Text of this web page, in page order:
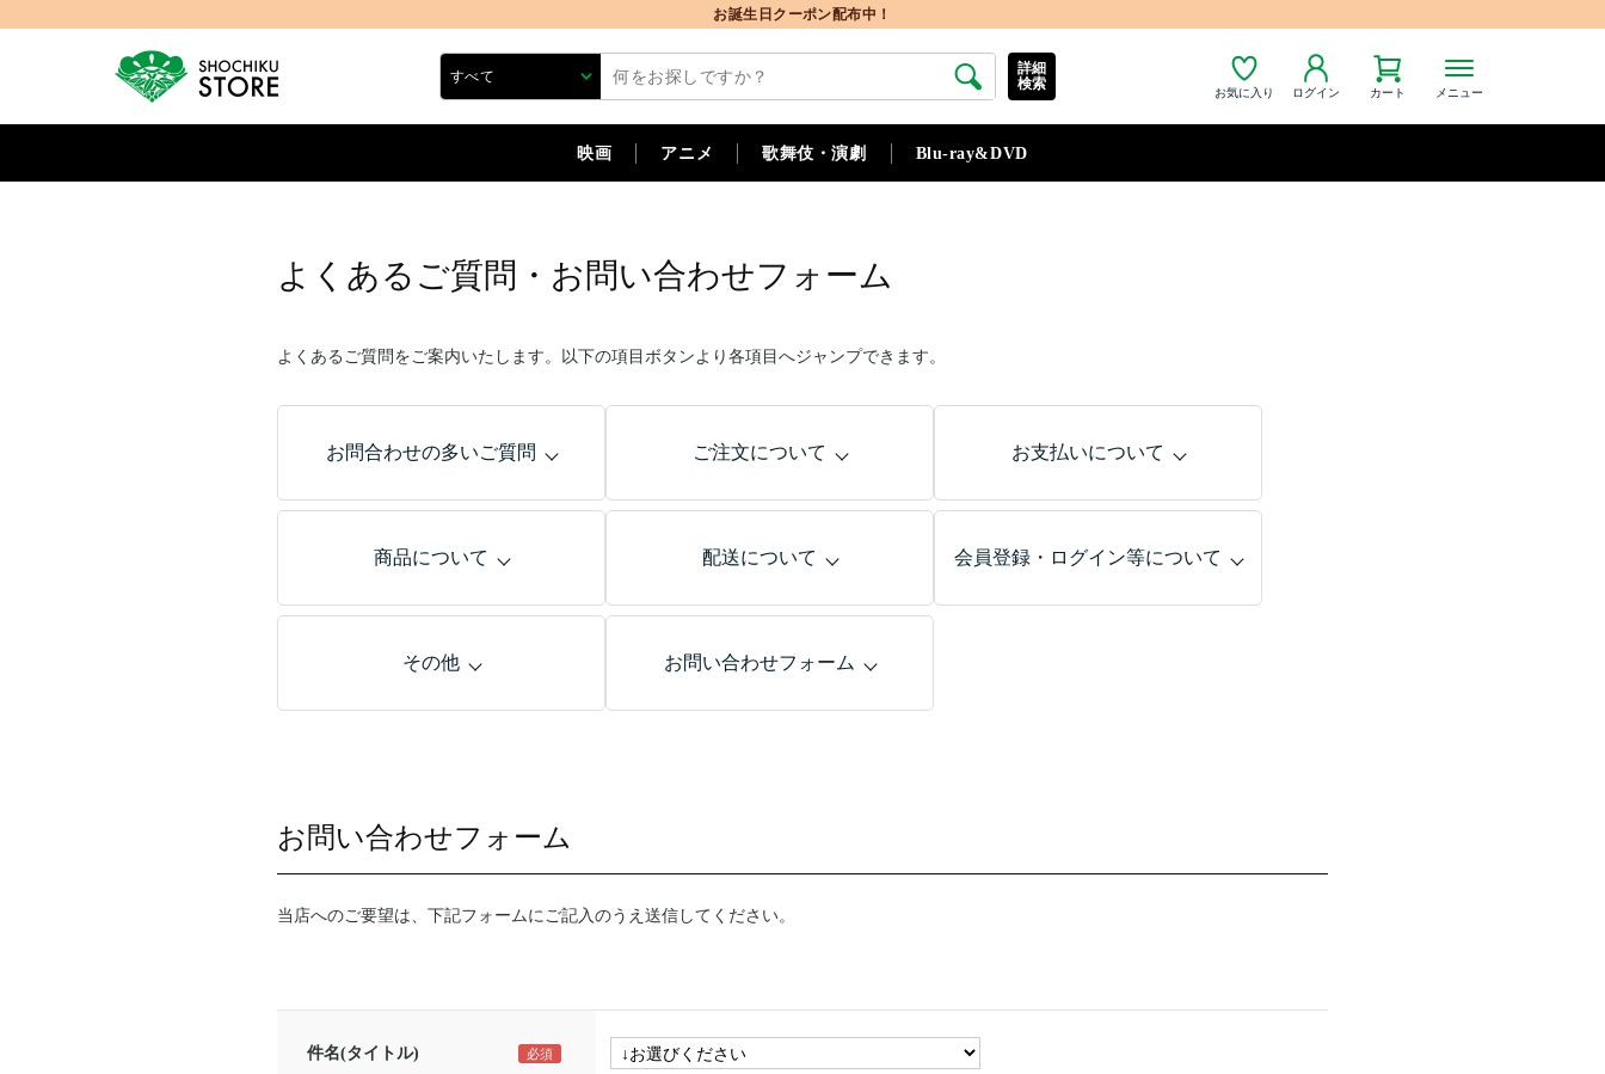
お誕生日クーポン配布中！
お気に入り ログイン カート メニュー
詳細
検索
映画 アニメ 歌舞伎・演劇 Blu-ray&DVD
よくあるご質問・お問い合わせフォーム
よくあるご質問をご案内いたします。以下の項目ボタンより各項目へジャンプできます。
お問合わせの多いご質問 ご注文について お支払いについて
商品について 配送について 会員登録・ログイン等について
その他 お問い合わせフォーム
お問い合わせフォーム
当店へのご要望は、下記フォームにご記入のうえ送信してください。
件名(タイトル)